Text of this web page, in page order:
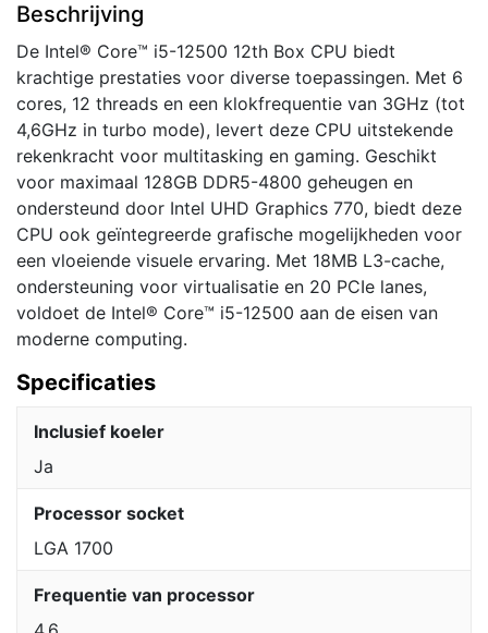
(4,6GHz
Turbo)
|
1700
Processor
CPU
aantal
Beschrijving
De Intel® Core™ i5-12500 12th Box CPU biedt
krachtige prestaties voor diverse toepassingen. Met 6
cores, 12 threads en een klokfrequentie van 3GHz (tot
4,6GHz in turbo mode), levert deze CPU uitstekende
rekenkracht voor multitasking en gaming. Geschikt
voor maximaal 128GB DDR5-4800 geheugen en
ondersteund door Intel UHD Graphics 770, biedt deze
CPU ook geïntegreerde grafische mogelijkheden voor
een vloeiende visuele ervaring. Met 18MB L3-cache,
ondersteuning voor virtualisatie en 20 PCIe lanes,
voldoet de Intel® Core™ i5-12500 aan de eisen van
moderne computing.
Specificaties
Inclusief koeler
Ja
Processor socket
LGA 1700
Frequentie van processor